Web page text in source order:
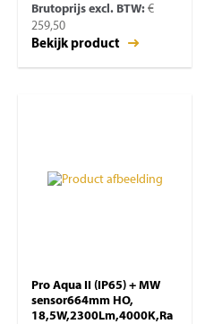
Brutoprijs excl. BTW: €
259,50
Bekijk product
Pro Aqua II (IP65) + MW
sensor664mm HO,
18,5W,2300Lm,4000K,Ra